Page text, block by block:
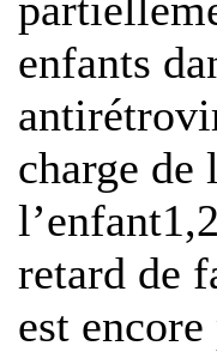
enfants
charge
retard de
est